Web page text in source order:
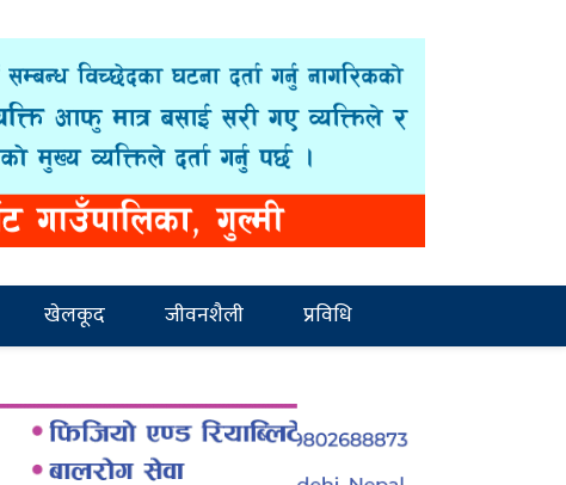
खेलकूद जीवनशैली प्रविधि